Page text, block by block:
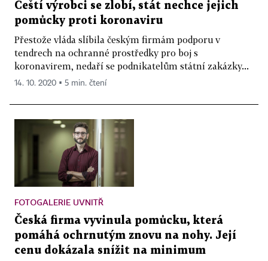
Čeští výrobci se zlobí, stát nechce jejich
pomůcky proti koronaviru
Přestože vláda slíbila českým firmám podporu v
tendrech na ochranné prostředky pro boj s
koronavirem, nedaří se podnikatelům státní zakázky...
14. 10. 2020 ▪ 5 min. čtení
FOTOGALERIE UVNITŘ
Česká firma vyvinula pomůcku, která
pomáhá ochrnutým znovu na nohy. Její
cenu dokázala snížit na minimum